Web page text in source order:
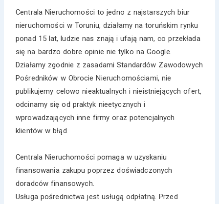
Centrala Nieruchomości to jedno z najstarszych biur
nieruchomości w Toruniu, działamy na toruńskim rynku
ponad 15 lat, ludzie nas znają i ufają nam, co przekłada
się na bardzo dobre opinie nie tylko na Google.
Działamy zgodnie z zasadami Standardów Zawodowych
Pośredników w Obrocie Nieruchomościami, nie
publikujemy celowo nieaktualnych i nieistniejących ofert,
odcinamy się od praktyk nieetycznych i
wprowadzających inne firmy oraz potencjalnych
klientów w błąd.
Centrala Nieruchomości pomaga w uzyskaniu
finansowania zakupu poprzez doświadczonych
doradców finansowych.
Usługa pośrednictwa jest usługą odpłatną. Przed